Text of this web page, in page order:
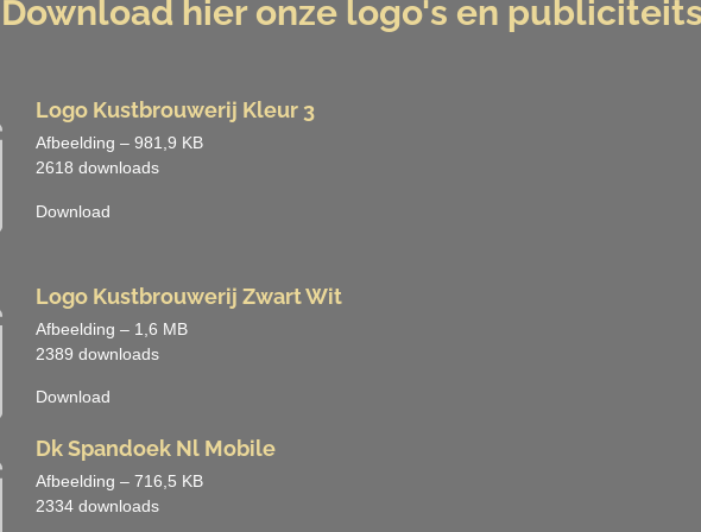
Download hier onze logo's en
Logo Kustbrouwerij Kleur 3
Afbeelding – 981,9 KB
2618 downloads
Download
Logo Kustbrouwerij Zwart Wit
Afbeelding – 1,6 MB
2389 downloads
Download
Dk Spandoek Nl Mobile
Afbeelding – 716,5 KB
2334 downloads